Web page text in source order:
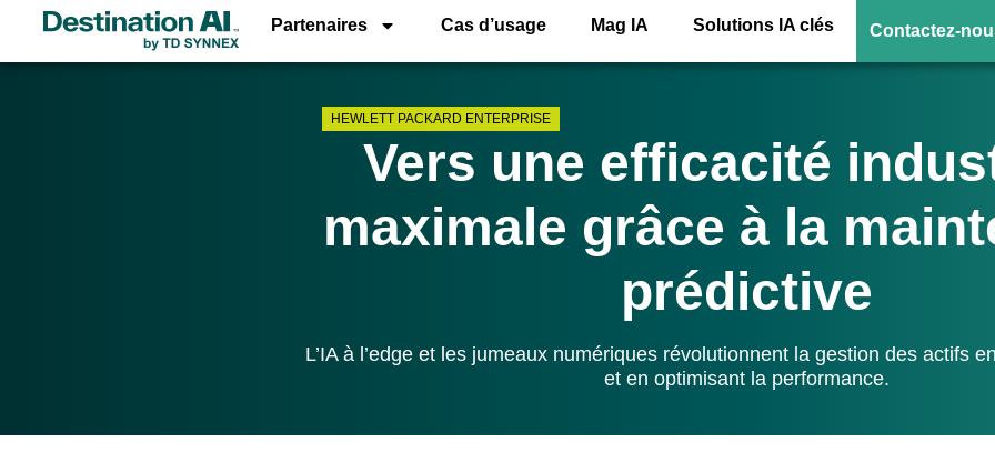
Partenaires Cas d’usage Mag IA Solutions IA clés Contactez-
HEWLETT PACKARD ENTERPRISE
Vers une efficacité
maximale grâce à la
prédictive
L’IA à l’edge et les jumeaux numériques révolutionnent la gestion des actifs
et en optimisant la performance.